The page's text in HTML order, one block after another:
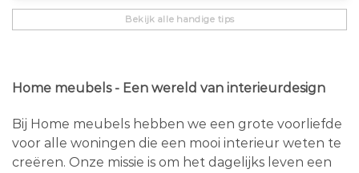
Bekijk alle handige tips
Home meubels - Een wereld van interieurdesign
Bij Home meubels hebben we een grote voorliefde
voor alle woningen die een mooi interieur weten te
creëren. Onze missie is om het dagelijks leven een